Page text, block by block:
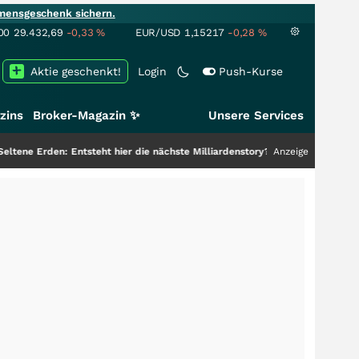
sichern.
29.432,69 -0,33% EUR/USD 1,15217 -0,28 %
Login Push-Kurse
Aktie geschenkt!
Broker-Magazin ✨ Unsere Services
Entsteht hier die nächste Milliardenstory?+++ Anzeige